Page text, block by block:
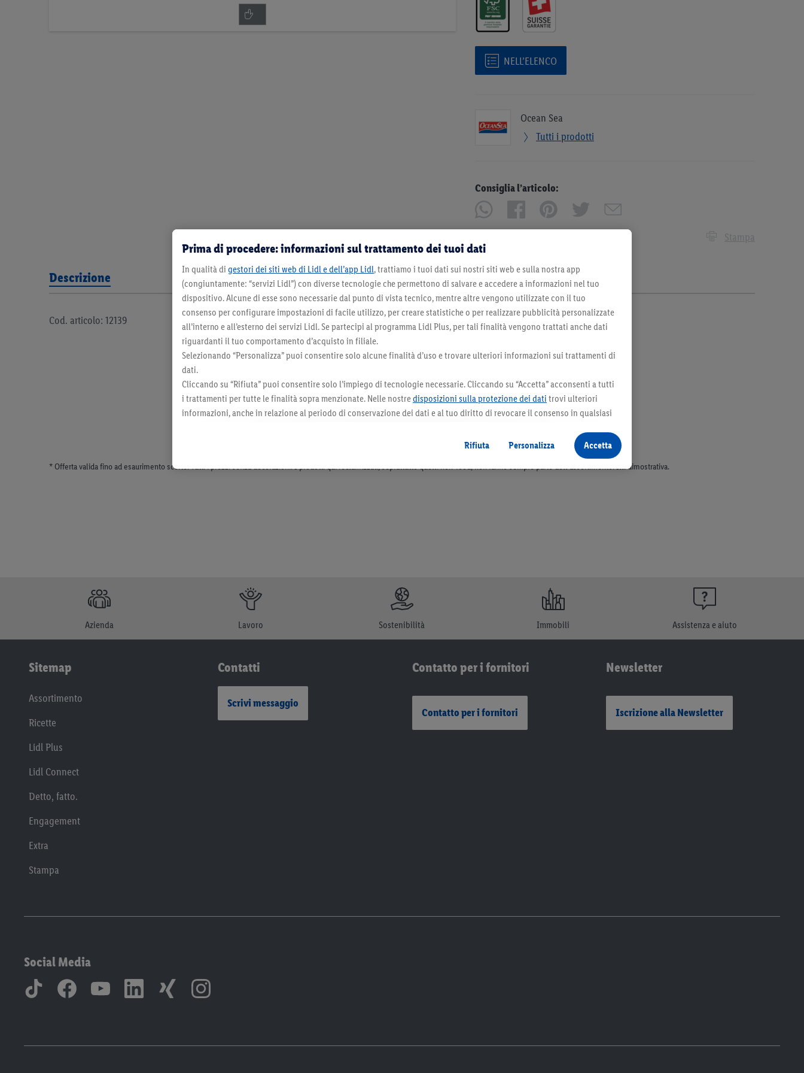
NELL’ELENCO
Ocean Sea
Tutti i prodotti
Consiglia l’articolo:
Stampa
Descrizione
Cod. articolo: 12139
* Offerta valida fino ad esaurimento scorte. Tutti i prezzi senza decorazioni. I prodotti qui reclamizzati, soprattutto quelli non-food, non fanno sempre parte dell’assortimento. Ill. dimostrativa.
Azienda Lavoro Sostenibilità Immobili Assistenza e aiuto
Sitemap
Assortimento
Ricette
Lidl Plus
Lidl Connect
Detto, fatto.
Engagement
Extra
Stampa
Contatti
Scrivi messaggio
Contatto per i fornitori
Contatto per i fornitori
Newsletter
Iscrizione alla Newsletter
Social Media
Prima di procedere: informazioni sul trattamento dei tuoi dati
In qualità di gestori dei siti web di Lidl e dell’app Lidl, trattiamo i tuoi dati sui nostri siti web e sulla nostra app
(congiuntamente: “servizi Lidl”) con diverse tecnologie che permettono di salvare e accedere a informazioni nel tuo
dispositivo. Alcune di esse sono necessarie dal punto di vista tecnico, mentre altre vengono utilizzate con il tuo
consenso per configurare impostazioni di facile utilizzo, per creare statistiche o per realizzare pubblicità personalizzate
all’interno e all’esterno dei servizi Lidl. Se partecipi al programma Lidl Plus, per tali finalità vengono trattati anche dati
riguardanti il tuo comportamento d’acquisto in filiale.
Selezionando “Personalizza” puoi consentire solo alcune finalità d’uso e trovare ulteriori informazioni sui trattamenti di
dati.
Cliccando su “Rifiuta” puoi consentire solo l’impiego di tecnologie necessarie. Cliccando su “Accetta” acconsenti a tutti
i trattamenti per tutte le finalità sopra menzionate. Nelle nostredisposizioni sulla protezione dei dati trovi ulteriori
informazioni, anche in relazione al periodo di conservazione dei dati e al tuo diritto di revocare il consenso in qualsiasi
Rifiuta
Personalizza Accetta